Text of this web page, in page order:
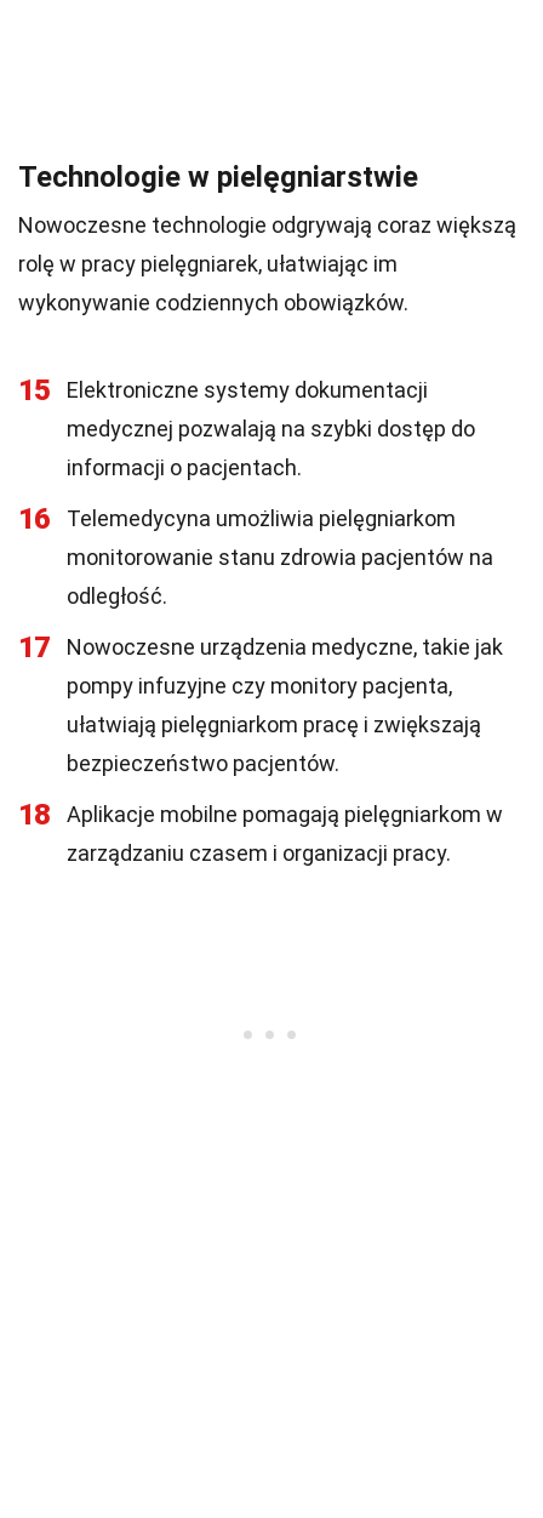
Technologie w pielęgniarstwie
Nowoczesne technologie odgrywają coraz większą
rolę w pracy pielęgniarek, ułatwiając im
wykonywanie codziennych obowiązków.
15
Elektroniczne systemy dokumentacji
medycznej pozwalają na szybki dostęp do
informacji o pacjentach.
16
Telemedycyna umożliwia pielęgniarkom
monitorowanie stanu zdrowia pacjentów na
odległość.
17
Nowoczesne urządzenia medyczne, takie jak
pompy infuzyjne czy monitory pacjenta,
ułatwiają pielęgniarkom pracę i zwiększają
bezpieczeństwo pacjentów.
18
Aplikacje mobilne pomagają pielęgniarkom w
zarządzaniu czasem i organizacji pracy.